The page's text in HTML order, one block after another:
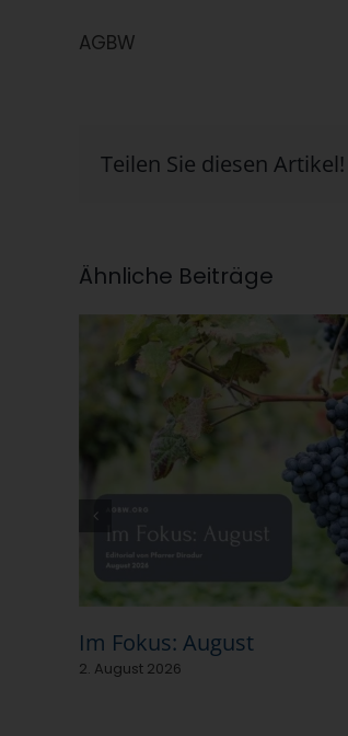
AGBW
Teilen Sie diesen Artikel!
Ähnliche Beiträge
Im Fokus: August
2. August 2026